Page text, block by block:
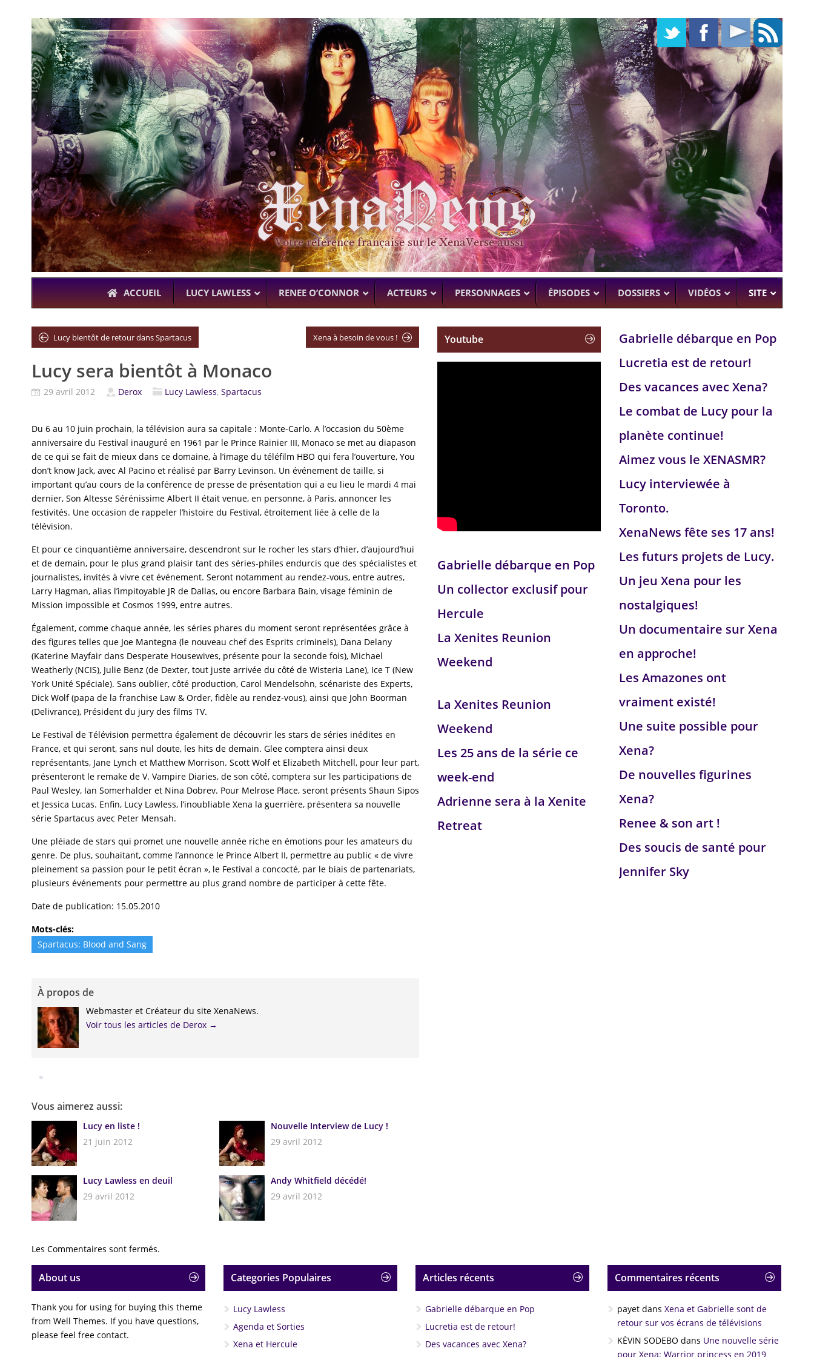
ACCUEIL LUCY LAWLESS RENEE O’CONNOR ACTEURS
KARL URBAN (BILLY BUTCHER)
PROCHAINEMENT
WENTWORTH–
PERSONNAGES ÉPISODES DOSSIERS VIDÉOS SITE
Lucy bientôt de retour dans Spartacus Xena à besoin de vous !
Lucy sera bientôt à Monaco
29 avril 2012 Derox Lucy Lawless, Spartacus
Du 6 au 10 juin prochain, la télévision aura sa capitale : Monte-Carlo. A l’occasion du 50ème
anniversaire du Festival inauguré en 1961 par le Prince Rainier III, Monaco se met au diapason
de ce qui se fait de mieux dans ce domaine, à l’image du téléfilm HBO qui fera l’ouverture, You
don’t know Jack, avec Al Pacino et réalisé par Barry Levinson. Un événement de taille, si
important qu’au cours de la conférence de presse de présentation qui a eu lieu le mardi 4 mai
dernier, Son Altesse Sérénissime Albert II était venue, en personne, à Paris, annoncer les
festivités. Une occasion de rappeler l’histoire du Festival, étroitement liée à celle de la
télévision.
Et pour ce cinquantième anniversaire, descendront sur le rocher les stars d’hier, d’aujourd’hui
et de demain, pour le plus grand plaisir tant des séries-philes endurcis que des spécialistes et
journalistes, invités à vivre cet événement. Seront notamment au rendez-vous, entre autres,
Larry Hagman, alias l’impitoyable JR de Dallas, ou encore Barbara Bain, visage féminin de
Mission impossible et Cosmos 1999, entre autres.
Également, comme chaque année, les séries phares du moment seront représentées grâce à
des figures telles que Joe Mantegna (le nouveau chef des Esprits criminels), Dana Delany
(Katerine Mayfair dans Desperate Housewives, présente pour la seconde fois), Michael
Weatherly (NCIS), Julie Benz (de Dexter, tout juste arrivée du côté de Wisteria Lane), Ice T (New
York Unité Spéciale). Sans oublier, côté production, Carol Mendelsohn, scénariste des Experts,
Dick Wolf (papa de la franchise Law & Order, fidèle au rendez-vous), ainsi que John Boorman
(Delivrance), Président du jury des films TV.
Le Festival de Télévision permettra également de découvrir les stars de séries inédites en
France, et qui seront, sans nul doute, les hits de demain. Glee comptera ainsi deux
représentants, Jane Lynch et Matthew Morrison. Scott Wolf et Elizabeth Mitchell, pour leur part,
présenteront le remake de V. Vampire Diaries, de son côté, comptera sur les participations de
Paul Wesley, Ian Somerhalder et Nina Dobrev. Pour Melrose Place, seront présents Shaun Sipos
et Jessica Lucas. Enfin, Lucy Lawless, l’inoubliable Xena la guerrière, présentera sa nouvelle
série Spartacus avec Peter Mensah.
Une pléiade de stars qui promet une nouvelle année riche en émotions pour les amateurs du
genre. De plus, souhaitant, comme l’annonce le Prince Albert II, permettre au public « de vivre
pleinement sa passion pour le petit écran », le Festival a concocté, par le biais de partenariats,
plusieurs événements pour permettre au plus grand nombre de participer à cette fête.
Date de publication: 15.05.2010
Mots-clés:
Spartacus: Blood and Sang
À propos de
Webmaster et Créateur du site XenaNews.
Voir tous les articles de Derox →
Vous aimerez aussi:
Lucy en liste !
21 juin 2012
Nouvelle Interview de Lucy !
29 avril 2012
Lucy Lawless en deuil
29 avril 2012
Andy Whitfield décédé!
29 avril 2012
Les Commentaires sont fermés.
Youtube
Gabrielle débarque en Pop
Un collector exclusif pour
Hercule
La Xenites Reunion
Weekend
La Xenites Reunion
Weekend
Les 25 ans de la série ce
week-end
Adrienne sera à la Xenite
Retreat
Gabrielle débarque en Pop
Lucretia est de retour!
Des vacances avec Xena?
Le combat de Lucy pour la
planète continue!
Aimez vous le XENASMR?
Lucy interviewée à
Toronto.
XenaNews fête ses 17 ans!
Les futurs projets de Lucy.
Un jeu Xena pour les
nostalgiques!
Un documentaire sur Xena
en approche!
Les Amazones ont
vraiment existé!
Une suite possible pour
Xena?
De nouvelles figurines
Xena?
Renee & son art !
Des soucis de santé pour
Jennifer Sky
About us
Thank you for using for buying this theme
from Well Themes. If you have questions,
please feel free contact.
Categories Populaires
Lucy Lawless
Agenda et Sorties
Xena et Hercule
Articles récents
Gabrielle débarque en Pop
Lucretia est de retour!
Des vacances avec Xena?
Commentaires récents
payet dans Xena et Gabrielle sont de
retour sur vos écrans de télévisions
KÉVIN SODEBO dans Une nouvelle série
pour Xena: Warrior princess en 2019